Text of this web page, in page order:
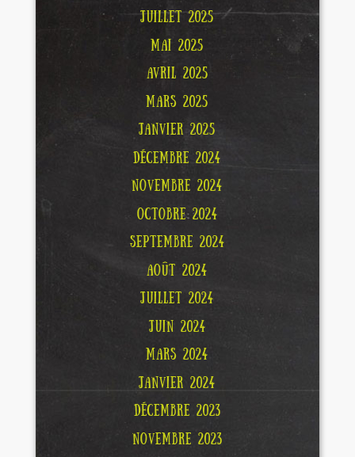
JUILLET 2025
MAI 2025
AVRIL 2025
MARS 2025
JANVIER 2025
DÉCEMBRE 2024
NOVEMBRE 2024
OCTOBRE 2024
SEPTEMBRE 2024
AOÛT 2024
JUILLET 2024
JUIN 2024
MARS 2024
JANVIER 2024
DÉCEMBRE 2023
NOVEMBRE 2023